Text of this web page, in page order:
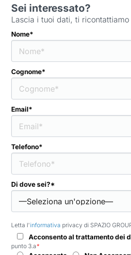
Sei interessato?
Lascia i tuoi dati, ti ricontattiamo
Nome*
Cognome*
Email*
Telefono*
Di dove sei?*
Letta l'informativa privacy di SPAZIO
Acconsento al trattamento dei
punto 3.a*